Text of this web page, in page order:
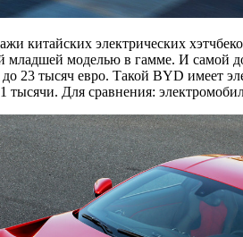
китайских электрических
младшей моделью в гамме. И самой
до 23 тысяч евро. Такой BYD имеет
тысячи. Для сравнения: